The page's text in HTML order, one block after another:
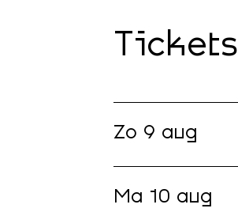
Tickets
Zo 9 aug
Ma 10 aug